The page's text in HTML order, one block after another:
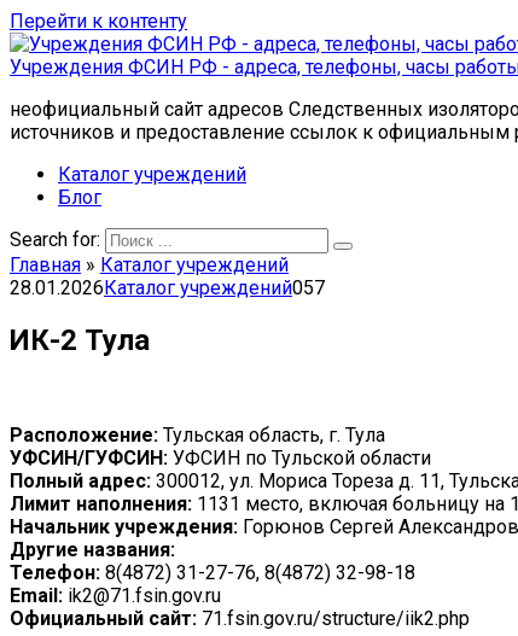
Перейти к контенту
Учреждения ФСИН РФ - адреса, телефоны, часы
неофициальный сайт адресов Следственных
источников и предоставление ссылок к официальным
Каталог учреждений
Блог
Search for:
Главная » Каталог учреждений
28.01.2026Каталог учреждений057
ИК-2 Тула
Расположение: Тульская область, г. Тула
УФСИН/ГУФСИН: УФСИН по Тульской области
Полный адрес: 300012, ул. Мориса Тореза д. 11,
Лимит наполнения: 1131 место, включая больницу на
Начальник учреждения: Горюнов Сергей
Другие названия:
Телефон: 8(4872) 31-27-76, 8(4872) 32-98-18
Email: ik2@71.fsin.gov.ru
Официальный сайт: 71.fsin.gov.ru/structure/iik2.php